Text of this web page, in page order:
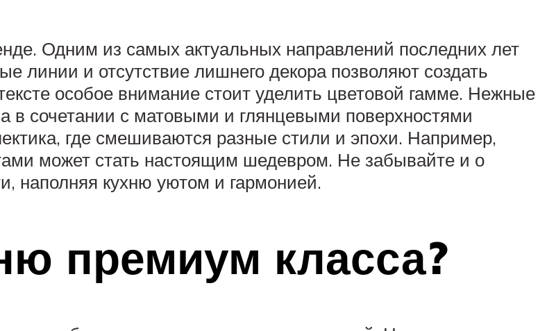
Одним из самых актуальных направлений последних лет
и отсутствие лишнего декора позволяют создать
особое внимание стоит уделить цветовой гамме. Нежные
в сочетании с матовыми и глянцевыми поверхностями
где смешиваются разные стили и эпохи. Например,
может стать настоящим шедевром. Не забывайте и о
наполняя кухню уютом и гармонией.
премиум класса?